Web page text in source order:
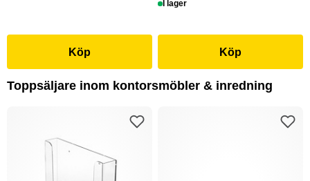
Köp
I lager
Köp
Toppsäljare inom kontorsmöbler & inredning